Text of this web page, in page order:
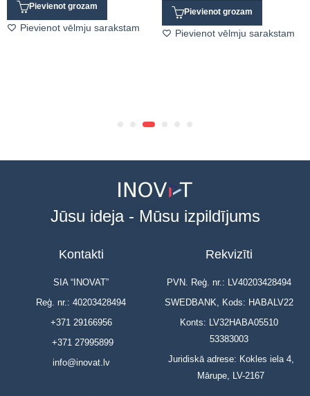
Pievienot grozam
Pievienot vēlmju sarakstam
Pievienot grozam
Pievienot vēlmju sarakstam
Jūsu ideja - Mūsu izpildījums
Kontakti
SIA “INOVAT”
Reģ. nr.: 40203428494
+371 29166956
+371 27995899
info@inovat.lv
Rekvizīti
PVN. Reģ. nr.: LV40203428494
SWEDBANK, Kods: HABALV22
Konts: LV32HABA05510
53383003
Juridiskā adrese: Kokles iela 4,
Mārupe, LV-2167